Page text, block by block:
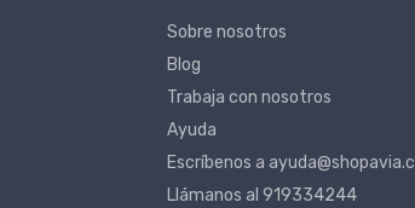
Sobre nosotros
Blog
Trabaja con nosotros
Ayuda
Escríbenos a
Llámanos al 919334244